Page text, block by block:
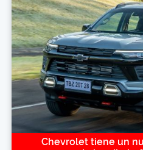
Chevrolet tiene un